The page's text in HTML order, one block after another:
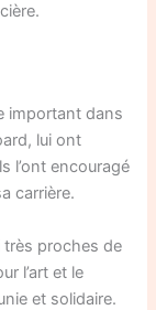
important dans
lui ont
l’ont encouragé
carrière.
proches de
l’art et le
et solidaire.